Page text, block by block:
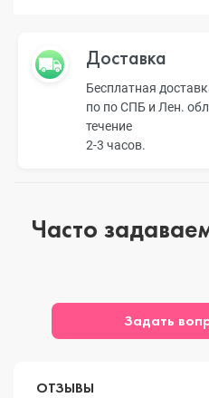
Доставка
Бесплатная
по по СПБ и Лен.
течение
2-3 часов.
Часто
Задать
ОТЗЫВЫ